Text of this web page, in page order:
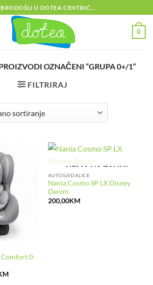
U DOTEA CENTRIĆ...
0
OZNAČENI “GRUPA 0+/1”
FILTRIRAJ
Comfort 0-
Trenutna
NEMA NA ZALIHI
AUTOSJEDALICE
Nania Cosmo SP LX Disney
Denim
200,00KM